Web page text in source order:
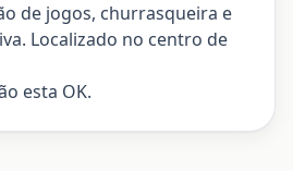
de jogos, churrasqueira e
Localizado no centro de
esta OK.